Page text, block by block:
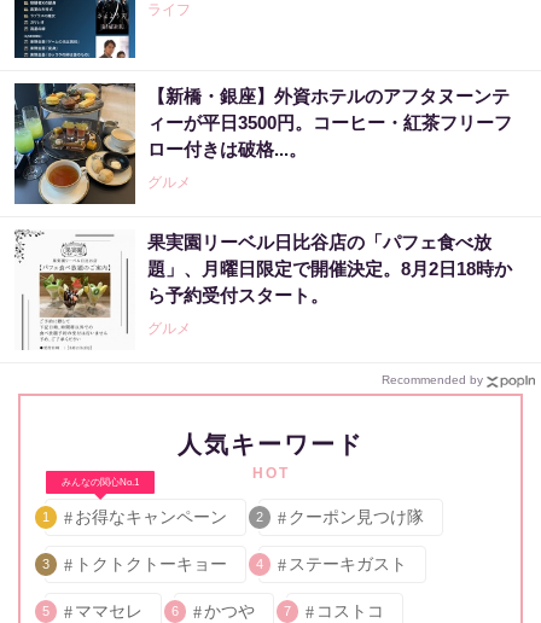
ライフ
【新橋・銀座】外資ホテルのアフタヌーンテ
ィーが平日3500円。コーヒー・紅茶フリーフ
ロー付きは破格...。
グルメ
果実園リーベル日比谷店の「パフェ食べ放
題」、月曜日限定で開催決定。8月2日18時か
ら予約受付スタート。
グルメ
Recommended by
人気キーワード
HOT
みんなの関心No.1
1 お得なキャンペーン 2 クーポン見つけ隊
3 トクトクトーキョー 4 ステーキガスト
5 ママセレ 6 かつや 7 コストコ